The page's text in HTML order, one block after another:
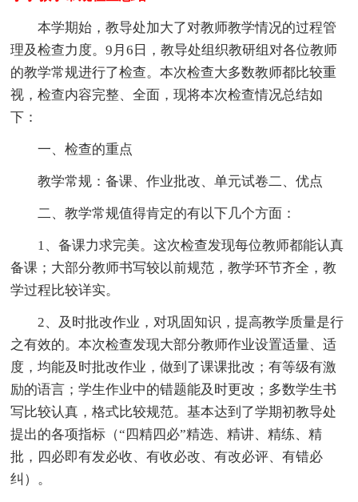
本学期始，教导处加大了对教师教学情况的过程管
理及检查力度。9月6日，教导处组织教研组对各位教师
的教学常规进行了检查。本次检查大多数教师都比较重
视，检查内容完整、全面，现将本次检查情况总结如
下：
一、检查的重点
教学常规：备课、作业批改、单元试卷二、优点
二、教学常规值得肯定的有以下几个方面：
1、备课力求完美。这次检查发现每位教师都能认真
备课；大部分教师书写较以前规范，教学环节齐全，教
学过程比较详实。
2、及时批改作业，对巩固知识，提高教学质量是行
之有效的。本次检查发现大部分教师作业设置适量、适
度，均能及时批改作业，做到了课课批改；有等级有激
励的语言；学生作业中的错题能及时更改；多数学生书
写比较认真，格式比较规范。基本达到了学期初教导处
提出的各项指标（“四精四必”精选、精讲、精练、精
批，四必即有发必收、有收必改、有改必评、有错必
纠）。